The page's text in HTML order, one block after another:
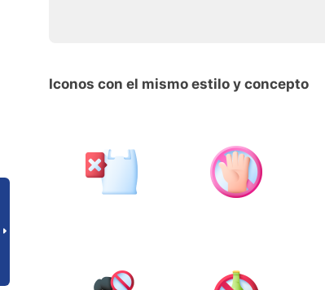
Iconos con el mismo estilo y concepto